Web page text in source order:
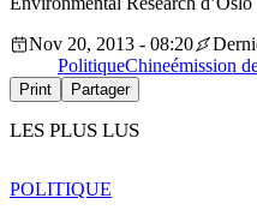
Nov 20, 2013 - 08:20
PolitiqueChineémission
Print Partager
LES PLUS LUS
POLITIQUE